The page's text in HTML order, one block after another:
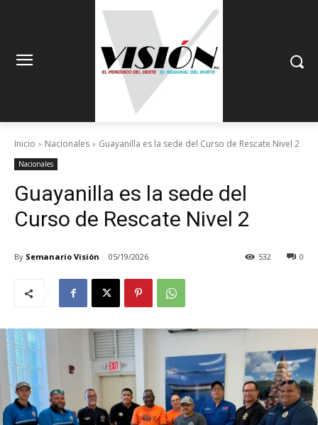
Inicio Nacionales Guayanilla es la sede del Curso de Rescate Nivel 2
Nacionales
Guayanilla es la sede del
Curso de Rescate Nivel 2
By Semanario Visión 05/19/2026 0
532